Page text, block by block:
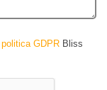
politica GDPR Bliss